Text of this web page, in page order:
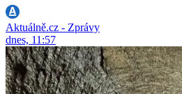
Aktuálně.cz - Zprávy
dnes, 11:57